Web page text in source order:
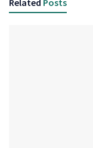
Related Posts